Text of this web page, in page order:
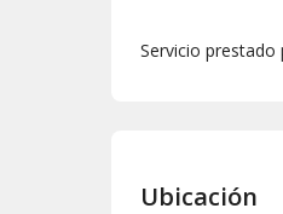
Save the date
Servicio prestado
Ubicación